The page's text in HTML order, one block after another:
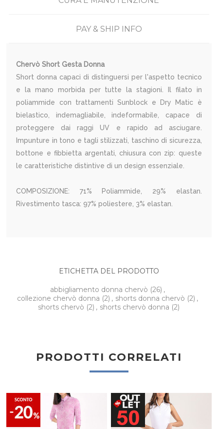
PAY & SHIP INFO
Chervò Short Gesta Donna
Short donna capaci di distinguersi per l'aspetto tecnico
e la mano morbida per tutte la stagioni. Il filato in
poliammide con trattamenti Sunblock e Dry Matic è
bielastico, indemagliabile, indeformabile, capace di
proteggere dai raggi UV e rapido ad asciugare.
Impunture in tono e tagli stilizzati, taschino di sicurezza,
bottone e fibbietta argentati, chiusura con zip: queste
le caratteristiche distintive di un design essenziale.
COMPOSIZIONE: 71% Poliammide, 29% elastan.
Rivestimento tasca: 97% poliestere, 3% elastan.
ETICHETTA DEL PRODOTTO
abbigliamento donna chervò (26) ,
collezione chervò donna (2) , shorts donna chervò (2) ,
shorts chervò (2) , shorts chervò donna (2)
PRODOTTI CORRELATI